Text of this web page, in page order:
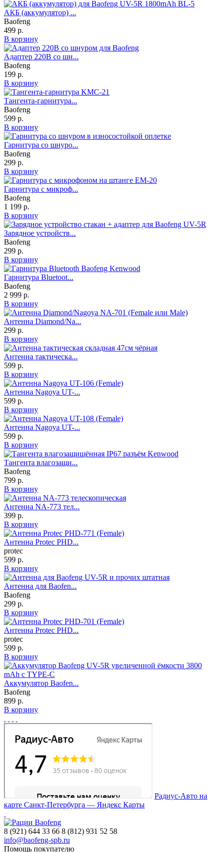
АКБ (аккумулятор) ...
Baofeng
499 р.
В корзину
Адаптер 220В со шн...
Baofeng
199 р.
В корзину
Тангента-гарнитура...
Baofeng
599 р.
В корзину
Гарнитура со шнуро...
Baofeng
299 р.
В корзину
Гарнитура с микроф...
Baofeng
1 199 р.
В корзину
Зарядное устройств...
Baofeng
299 р.
В корзину
Гарнитура Bluetoot...
Baofeng
2 999 р.
В корзину
Антенна Diamond/Na...
299 р.
В корзину
Антенна тактическа...
599 р.
В корзину
Антенна Nagoya UT-...
599 р.
В корзину
Антенна Nagoya UT-...
599 р.
В корзину
Тангента влагозащи...
Baofeng
799 р.
В корзину
Антенна NA-773 тел...
399 р.
В корзину
Антенна Protec PHD...
protec
599 р.
В корзину
Антенна для Baofen...
Baofeng
299 р.
В корзину
Антенна Protec PHD...
protec
599 р.
В корзину
Аккумулятор Baofen...
Baofeng
899 р.
В корзину
Радиус-Авто на
карте Санкт‑Петербурга — Яндекс Карты
8 (921) 644 33 66 8 (812) 931 52 58
info@baofeng-spb.ru
Помощь покупателю